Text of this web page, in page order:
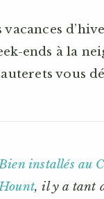
vacances
ends à la
vous
installés au
, il y a tant